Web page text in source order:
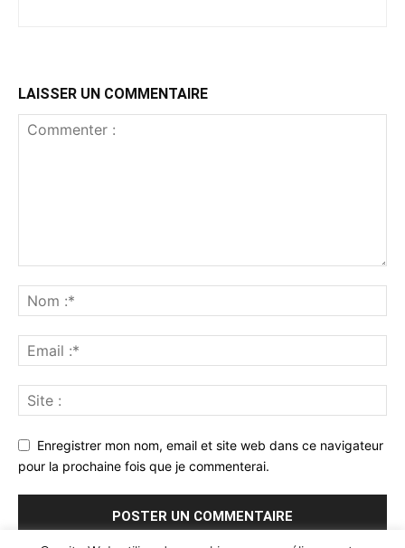
LAISSER UN COMMENTAIRE
Enregistrer mon nom, email et site web dans ce navigateur
pour la prochaine fois que je commenterai.